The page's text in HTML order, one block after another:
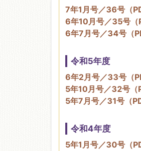
7年1月号／36号（
6年10月号／35号（
6年7月号／34号（
令和5年度
6年2月号／33号（
5年10月号／32号（
5年7月号／31号（
令和4年度
5年1月号／30号（